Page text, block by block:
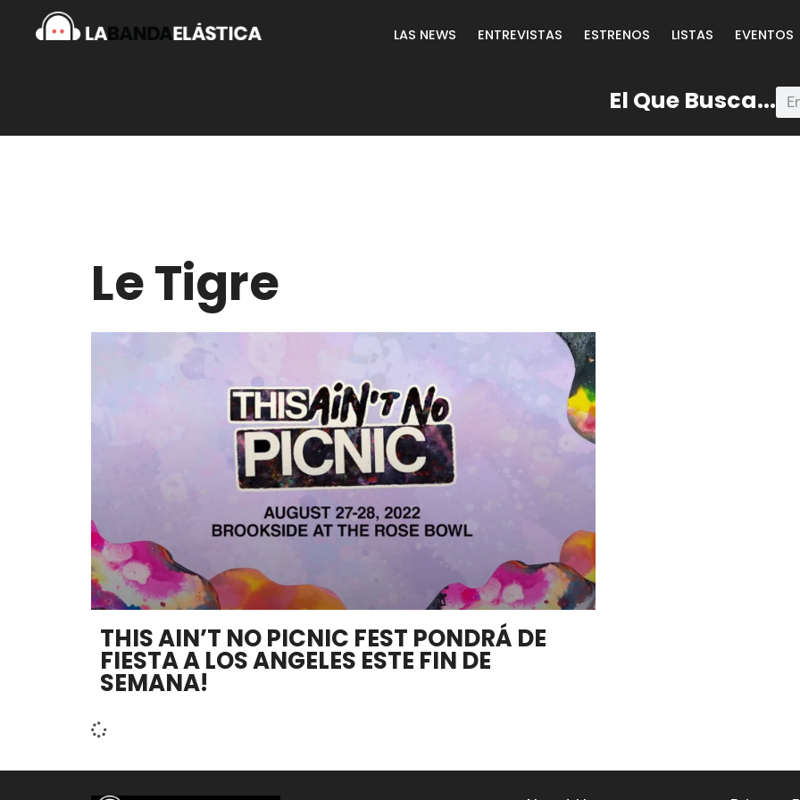
LAS NEWS ENTREVISTAS ESTRENOS LISTAS EVENTOS
El Que Busca...
Le Tigre
THIS AIN’T NO PICNIC FEST PONDRÁ DE
FIESTA A LOS ANGELES ESTE FIN DE
SEMANA!